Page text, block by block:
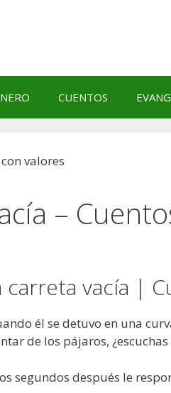
CUENTOS
–
carreta vacía |
él se detuvo en una
de los pájaros,
segundos después le